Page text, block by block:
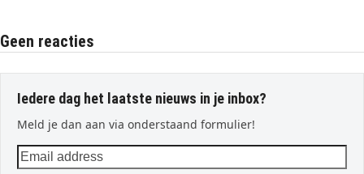
Geen reacties
Iedere dag het laatste nieuws in je inbox?
Meld je dan aan via onderstaand formulier!
Email